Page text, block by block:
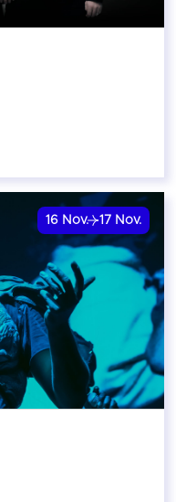
16 Nov. 17 Nov.